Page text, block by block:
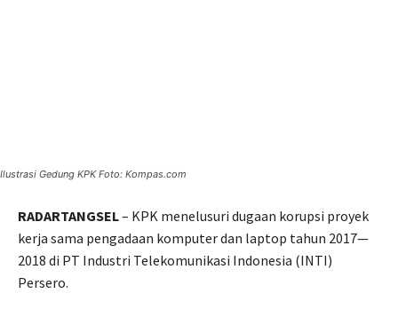
Ilustrasi Gedung KPK Foto: Kompas.com
RADARTANGSEL– KPK menelusuri dugaan korupsi proyek
kerja sama pengadaan komputer dan laptop tahun 2017—
2018 di PT Industri Telekomunikasi Indonesia (INTI)
Persero.